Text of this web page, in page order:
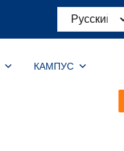
КАМПУС